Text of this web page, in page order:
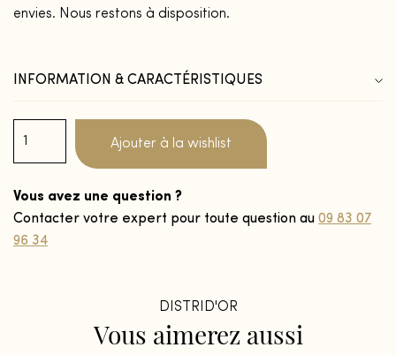
envies. Nous restons à disposition.
INFORMATION & CARACTÉRISTIQUES
Ajouter à la wishlist
Vous avez une question ?
Contacter votre expert pour toute question au 09 83 07
96 34
DISTRID'OR
Vous aimerez aussi